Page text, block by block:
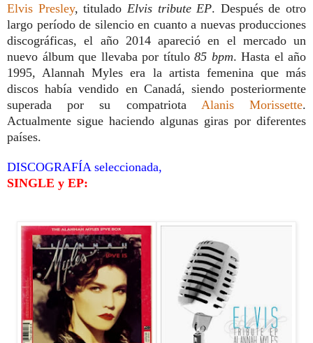
Elvis Presley, titulado Elvis tribute EP. Después de otro
largo período de silencio en cuanto a nuevas producciones
discográficas, el año 2014 apareció en el mercado un
nuevo álbum que llevaba por título 85 bpm. Hasta el año
1995, Alannah Myles era la artista femenina que más
discos había vendido en Canadá, siendo posteriormente
superada por su compatriota Alanis Morissette.
Actualmente sigue haciendo algunas giras por diferentes
países.
DISCOGRAFÍA seleccionada,
SINGLE y EP: